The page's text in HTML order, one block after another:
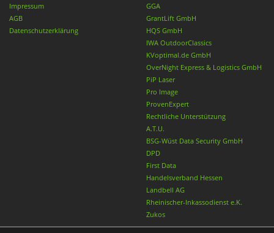
Impressum
AGB
Datenschutzerklärung
GGA
GrantLift GmbH
HQS GmbH
IWA OutdoorClassics
KVoptimal.de GmbH
OverNight Express & Logistics GmbH
PiP Laser
Pro Image
ProvenExpert
Rechtliche Unterstützung
A.T.U.
BSG-Wüst Data Security GmbH
DPD
First Data
Handelsverband Hessen
Landbell AG
Rheinischer-Inkassodienst e.K.
Zukos